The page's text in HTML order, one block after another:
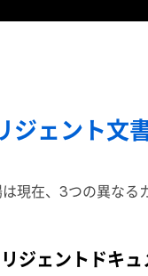
ジェント文
現在、 3つの異なる
ジェントドキ